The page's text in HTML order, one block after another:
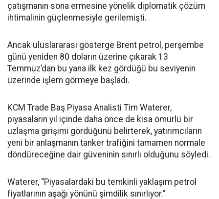
çatışmanın sona ermesine yönelik diplomatik çözüm
ihtimalinin güçlenmesiyle gerilemişti.
Ancak uluslararası gösterge Brent petrol, perşembe
günü yeniden 80 doların üzerine çıkarak 13
Temmuz’dan bu yana ilk kez gördüğü bu seviyenin
üzerinde işlem görmeye başladı.
KCM Trade Baş Piyasa Analisti Tim Waterer,
piyasaların yıl içinde daha önce de kısa ömürlü bir
uzlaşma girişimi gördüğünü belirterek, yatırımcıların
yeni bir anlaşmanın tanker trafiğini tamamen normale
döndüreceğine dair güveninin sınırlı olduğunu söyledi.
Waterer, “Piyasalardaki bu temkinli yaklaşım petrol
fiyatlarının aşağı yönünü şimdilik sınırlıyor.”